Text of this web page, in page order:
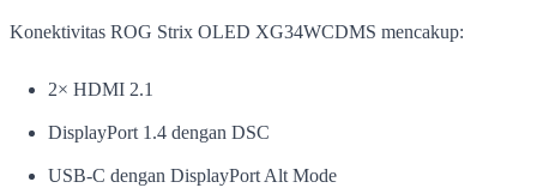
Konektivitas ROG Strix OLED XG34WCDMS mencakup:
2× HDMI 2.1
DisplayPort 1.4 dengan DSC
USB-C dengan DisplayPort Alt Mode